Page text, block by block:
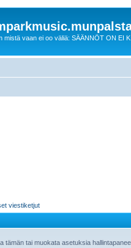
mistä vaan ei oo väliä: SÄÄNNÖT ON EI
viestiketjut
tämän tai muokata asetuksia